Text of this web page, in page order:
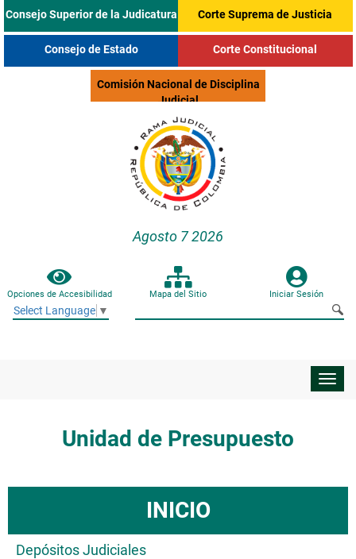
Consejo Superior de la Judicatura Corte Suprema de Justicia
Consejo de Estado Corte Constitucional
Comisión Nacional de Disciplina
Judicial
Agosto 7 2026
Opciones de Accesibilidad Mapa del Sitio Iniciar Sesión
Select Language ▼
Unidad de Presupuesto
INICIO
Depósitos Judiciales